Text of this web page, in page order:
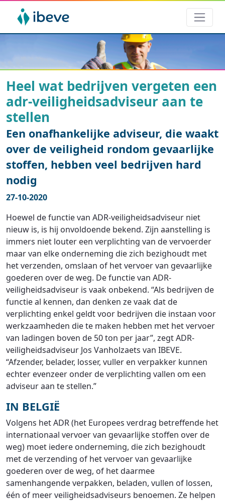
Heel wat bedrijven vergeten een
adr-veiligheidsadviseur aan te
stellen
Een onafhankelijke adviseur, die waakt
over de veiligheid rondom gevaarlijke
stoffen, hebben veel bedrijven hard
nodig
27-10-2020
Hoewel de functie van ADR-veiligheidsadviseur niet
nieuw is, is hij onvoldoende bekend. Zijn aanstelling is
immers niet louter een verplichting van de vervoerder
maar van elke onderneming die zich bezighoudt met
het verzenden, omslaan of het vervoer van gevaarlijke
goederen over de weg. De functie van ADR-
veiligheidsadviseur is vaak onbekend. “Als bedrijven de
functie al kennen, dan denken ze vaak dat de
verplichting enkel geldt voor bedrijven die instaan voor
werkzaamheden die te maken hebben met het vervoer
van ladingen boven de 50 ton per jaar”, zegt ADR-
veiligheidsadviseur Jos Vanholzaets van IBEVE.
“Afzender, belader, losser, vuller en verpakker kunnen
echter evenzeer onder de verplichting vallen om een
adviseur aan te stellen.”
IN BELGIË
Volgens het ADR (het Europees verdrag betreffende het
internationaal vervoer van gevaarlijke stoffen over de
weg) moet iedere onderneming, die zich bezighoudt
met de verzending of het vervoer van gevaarlijke
goederen over de weg, of het daarmee
samenhangende verpakken, beladen, vullen of lossen,
één of meer veiligheidsadviseurs benoemen. Ze helpen